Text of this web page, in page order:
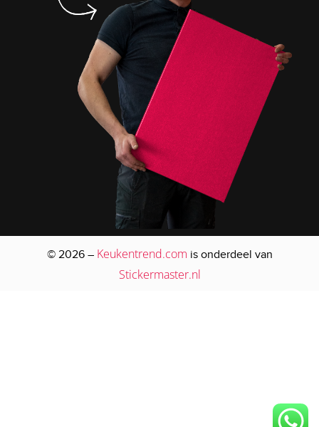
© 2026 – Keukentrend.com is onderdeel van
Stickermaster.nl